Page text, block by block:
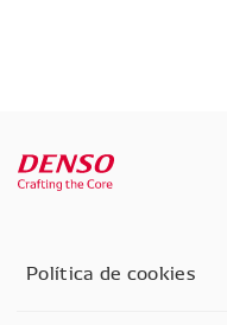
Política de cookies